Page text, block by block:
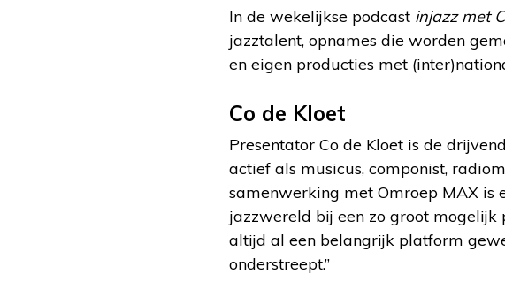
In de wekelijkse podcast injazz met
jazztalent, opnames die worden
en eigen producties met
Co de Kloet
Presentator Co de Kloet is de
actief als musicus, componist,
samenwerking met Omroep MAX is
jazzwereld bij een zo groot mogelijk
altijd al een belangrijk platform
onderstreept.”